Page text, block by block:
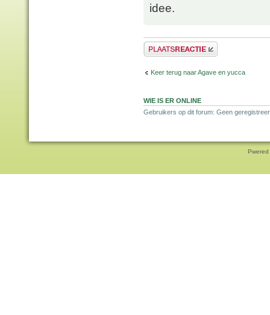
idee.
Plaats een reactie
Keer terug naar Agave en yucca
WIE IS ER ONLINE
Gebruikers op dit forum: Geen